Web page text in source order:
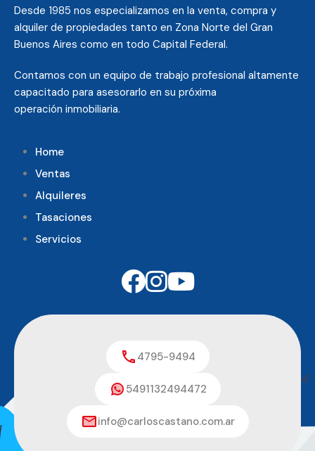
Desde 1985 nos especializamos en la venta, compra y
alquiler de propiedades tanto en Zona Norte del Gran
Buenos Aires como en todo Capital Federal.
Contamos con un equipo de trabajo profesional altamente
capacitado para asesorarlo en su próxima
operación inmobiliaria.
Home
Ventas
Alquileres
Tasaciones
Servicios
4795-9494
5491132494472
info@carloscastano.com.ar